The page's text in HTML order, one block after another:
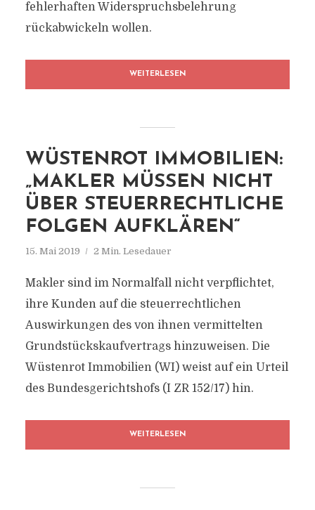
fehlerhaften Widerspruchsbelehrung
rückabwickeln wollen.
WEITERLESEN
WÜSTENROT IMMOBILIEN:
„MAKLER MÜSSEN NICHT
ÜBER STEUERRECHTLICHE
FOLGEN AUFKLÄREN“
15. Mai 2019 2 Min. Lesedauer
Makler sind im Normalfall nicht verpflichtet,
ihre Kunden auf die steuerrechtlichen
Auswirkungen des von ihnen vermittelten
Grundstückskaufvertrags hinzuweisen. Die
Wüstenrot Immobilien (WI) weist auf ein Urteil
des Bundesgerichtshofs (I ZR 152/17) hin.
WEITERLESEN